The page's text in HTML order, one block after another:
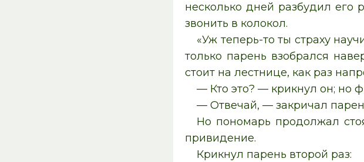
несколько дней разбудил его
звонить в колокол.
«Уж теперь-то ты страху
только парень взобрался
стоит на лестнице, как раз
— Кто это? — крикнул он; но
— Отвечай, — закричал
Но пономарь продолжал
привидение.
Крикнул парень второй раз: